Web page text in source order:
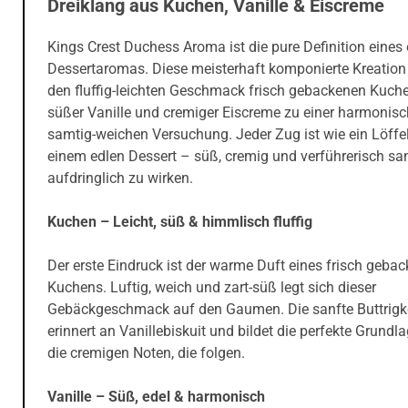
Dreiklang aus Kuchen, Vanille & Eiscreme
Kings Crest Duchess Aroma ist die pure Definition eines
Dessertaromas. Diese meisterhaft komponierte
den fluffig-leichten Geschmack frisch gebackenen
süßer Vanille und cremiger Eiscreme zu einer
samtig-weichen Versuchung. Jeder Zug ist wie ein
einem edlen Dessert – süß, cremig und verführerisch
aufdringlich zu wirken.
Kuchen – Leicht, süß & himmlisch fluffig
Der erste Eindruck ist der warme Duft eines frisch
Kuchens. Luftig, weich und zart-süß legt sich dieser
Gebäckgeschmack auf den Gaumen. Die sanfte
erinnert an Vanillebiskuit und bildet die perfekte
die cremigen Noten, die folgen.
Vanille – Süß, edel & harmonisch